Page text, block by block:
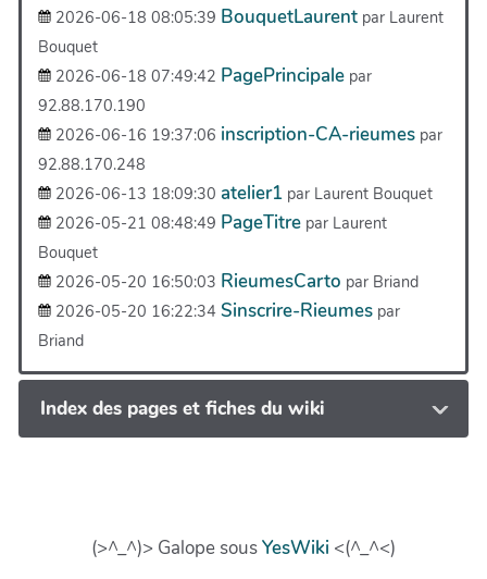
2026-06-18 08:05:39 BouquetLaurent par Laurent
Bouquet
2026-06-18 07:49:42 PagePrincipale par
92.88.170.190
2026-06-16 19:37:06 inscription-CA-rieumes par
92.88.170.248
2026-06-13 18:09:30 atelier1 par Laurent Bouquet
2026-05-21 08:48:49 PageTitre par Laurent
Bouquet
2026-05-20 16:50:03 RieumesCarto par Briand
2026-05-20 16:22:34 Sinscrire-Rieumes par
Briand
Index des pages et fiches du wiki
(>^_^)> Galope sousYesWiki <(^_^<)